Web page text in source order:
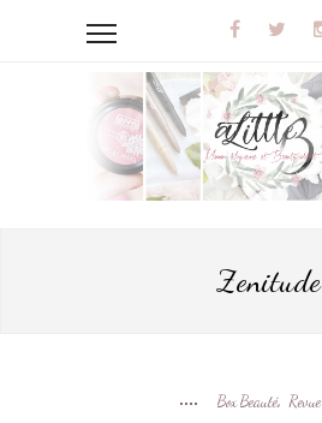
Zenitude
Box Beauté, Revue